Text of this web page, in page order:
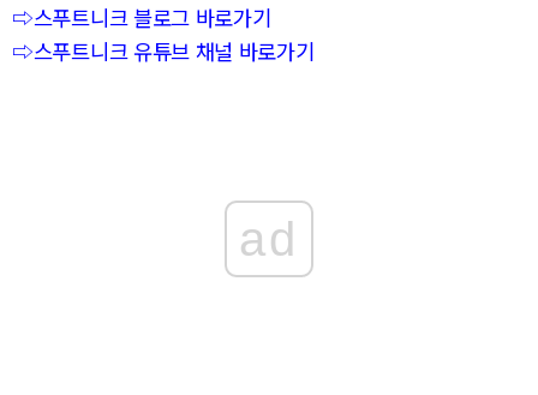
⇨스푸트니크 블로그 바로가기
⇨스푸트니크 유튜브 채널 바로가기
ad